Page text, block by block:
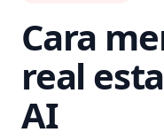
Cara
real
AI